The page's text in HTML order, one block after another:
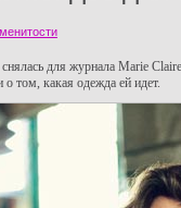
для журнала Marie
о том, какая одежда ей идет.